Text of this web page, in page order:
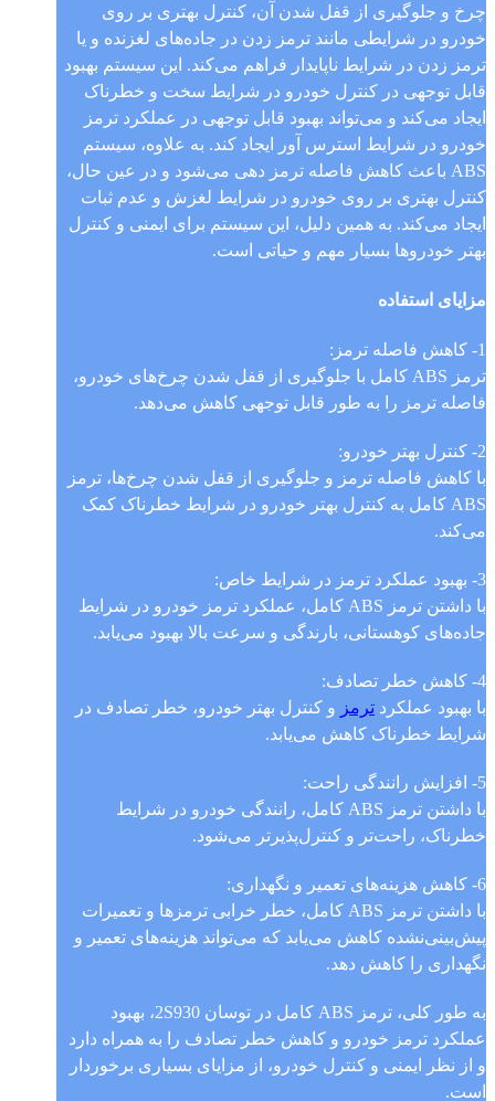
چرخ و جلوگیری از قفل شدن آن، کنترل بهتری بر روی
خودرو در شرایطی مانند ترمز زدن در جاده‌های لغزنده و یا
ترمز زدن در شرایط ناپایدار فراهم می‌کند. این سیستم بهبود
قابل توجهی در کنترل خودرو در شرایط سخت و خطرناک
ایجاد می‌کند و می‌تواند بهبود قابل توجهی در عملکرد ترمز
خودرو در شرایط استرس آور ایجاد کند. به علاوه، سیستم
ABS باعث کاهش فاصله ترمز دهی می‌شود و در عین حال،
کنترل بهتری بر روی خودرو در شرایط لغزش و عدم ثبات
ایجاد می‌کند. به همین دلیل، این سیستم برای ایمنی و کنترل
بهتر خودروها بسیار مهم و حیاتی است.
مزایای استفاده
1- کاهش فاصله ترمز:
ترمز ABS کامل با جلوگیری از قفل شدن چرخ‌های خودرو،
فاصله ترمز را به طور قابل توجهی کاهش می‌دهد.
2- کنترل بهتر خودرو:
با کاهش فاصله ترمز و جلوگیری از قفل شدن چرخ‌ها، ترمز
ABS کامل به کنترل بهتر خودرو در شرایط خطرناک کمک
می‌کند.
3- بهبود عملکرد ترمز در شرایط خاص:
با داشتن ترمز ABS کامل، عملکرد ترمز خودرو در شرایط
جاده‌های کوهستانی، بارندگی و سرعت بالا بهبود می‌یابد.
4- کاهش خطر تصادف:
با بهبود عملکرد ترمز و کنترل بهتر خودرو، خطر تصادف در
شرایط خطرناک کاهش می‌یابد.
5- افزایش رانندگی راحت:
با داشتن ترمز ABS کامل، رانندگی خودرو در شرایط
خطرناک، راحت‌تر و کنترل‌پذیرتر می‌شود.
6- کاهش هزینه‌های تعمیر و نگهداری:
با داشتن ترمز ABS کامل، خطر خرابی ترمز‌ها و تعمیرات
پیش‌بینی‌نشده کاهش می‌یابد که می‌تواند هزینه‌های تعمیر و
نگهداری را کاهش دهد.
به طور کلی، ترمز ABS کامل در توسان 2S930، بهبود
عملکرد ترمز خودرو و کاهش خطر تصادف را به همراه دارد
و از نظر ایمنی و کنترل خودرو، از مزایای بسیاری برخوردار
است.